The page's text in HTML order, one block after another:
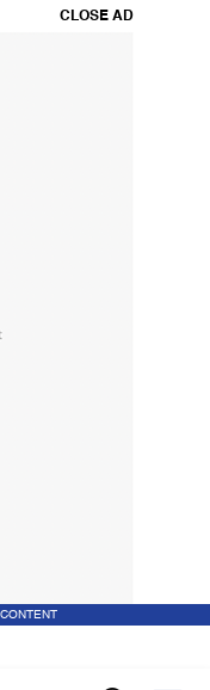
CLOSE AD